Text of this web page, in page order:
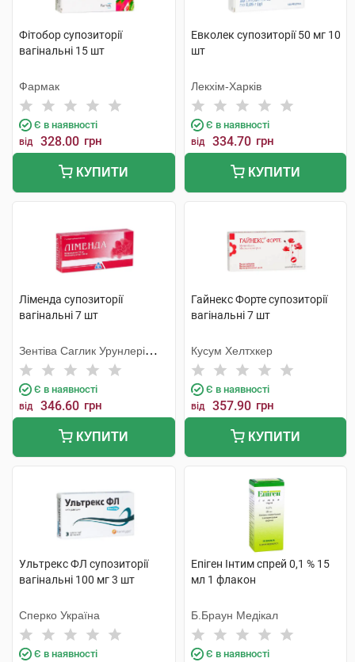
Фітобор супозиторії
вагінальні 15 шт
Фармак
Є в наявності
від 328.00 грн
КУПИТИ
Евколек супозиторії 50 мг 10
шт
Лекхім-Харків
Є в наявності
від 334.70 грн
КУПИТИ
Ліменда супозиторії
вагінальні 7 шт
Зентіва Саглик Урунлері
Санаї ве Тіджарет А.Ш
Є в наявності
від 346.60 грн
КУПИТИ
Гайнекс Форте супозиторії
вагінальні 7 шт
Кусум Хелтхкер
Є в наявності
від 357.90 грн
КУПИТИ
Ультрекс ФЛ супозиторії
вагінальні 100 мг 3 шт
Сперко Україна
Є в наявності
Епіген Інтим спрей 0,1 % 15
мл 1 флакон
Б.Браун Медікал
Є в наявності